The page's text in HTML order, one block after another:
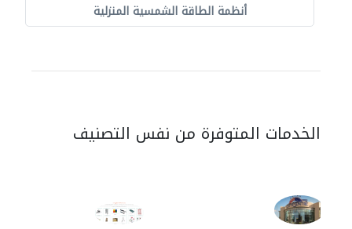
أنظمة الطاقة الشمسية المنزلية
الخدمات المتوفرة من نفس التصنيف